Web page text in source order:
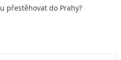
přestěhovat do Prahy?